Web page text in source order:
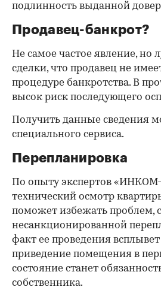
подлинность выданной
Продавец-банкрот?
Не самое частое явление, но
сделки, что продавец не
процедуре банкротства. В
высок риск последующего
Получить данные сведения
специального сервиса.
Перепланировка
По опыту экспертов
технический осмотр
поможет избежать проблем,
несанкционированной
факт ее проведения
приведение помещения в
состояние станет
собственника.